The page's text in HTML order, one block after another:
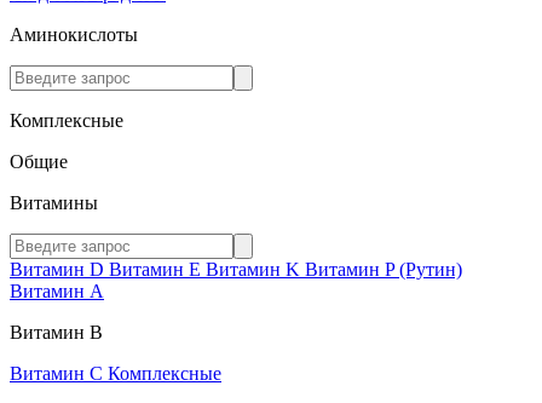
Аминокислоты
Комплексные
Общие
Витамины
Витамин D Витамин E Витамин K Витамин P (Рутин)
Витамин А
Витамин В
Витамин C Комплексные